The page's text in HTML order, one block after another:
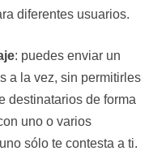
diferentes usuarios.
: puedes enviar un
a la vez, sin permitirles
destinatarios de forma
uno o varios
sólo te contesta a ti.